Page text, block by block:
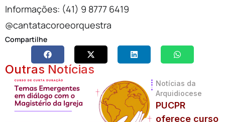
Informações: (41) 9 8777 6419
@cantatacoroeorquestra
Compartilhe
Outras Notícias
Notícias da
Arquidiocese
PUCPR
oferece curso